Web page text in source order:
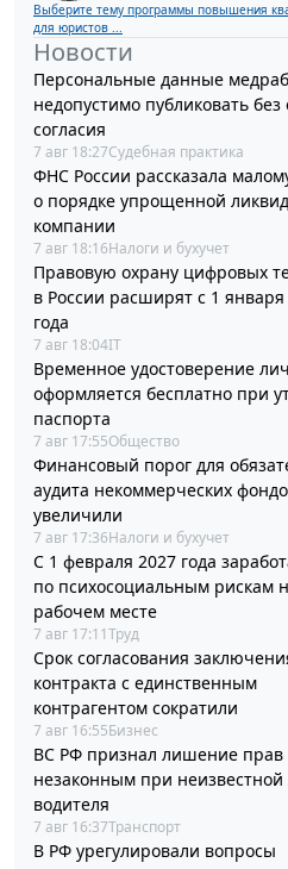
Выберите тему программы повышения
для юристов ...
Новости
Персональные данные
недопустимо публиковать без
согласия
7 авг 18:27Судебная практика
ФНС России рассказала
о порядке упрощенной
компании
7 авг 18:16Налоги и бухучет
Правовую охрану цифровых
в России расширят с 1 января
года
7 авг 18:04IT
Временное удостоверение
оформляется бесплатно при
паспорта
7 авг 17:55Общество
Финансовый порог для
аудита некоммерческих
увеличили
7 авг 17:36Налоги и бухучет
С 1 февраля 2027 года
по психосоциальным рискам
рабочем месте
7 авг 17:11Труд
Срок согласования
контракта с единственным
контрагентом сократили
7 авг 16:55Бизнес
ВС РФ признал лишение прав
незаконным при неизвестной
водителя
7 авг 16:37Транспорт
В РФ урегулировали вопросы